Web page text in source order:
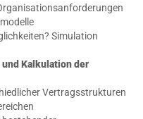
Simulation
Kalkulation der
Vertragsstrukturen